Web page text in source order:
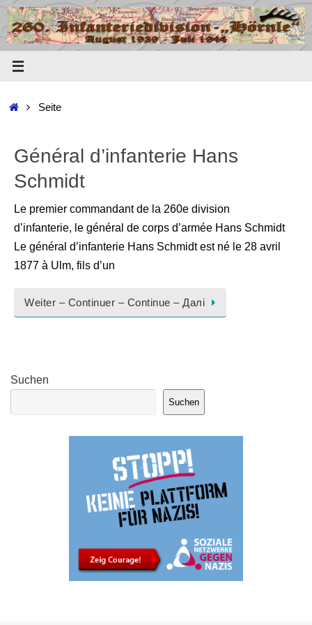
Zum
Inhalt
springen
StartSeite
Général d’infanterie Hans
Schmidt
Le premier commandant de la 260e division
d’infanterie, le général de corps d’armée Hans Schmidt
Le général d’infanterie Hans Schmidt est né le 28 avril
1877 à Ulm, fils d’un
Weiter – Continuer – Continue – Далі
Suchen
Suchen